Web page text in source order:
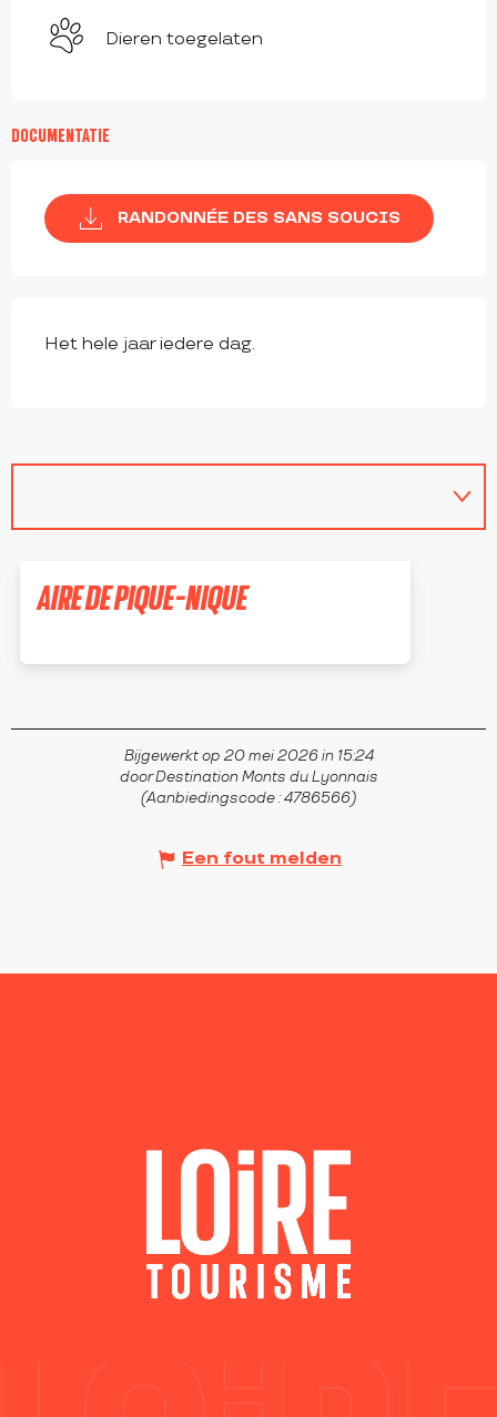
Dieren toegelaten
DOCUMENTATIE
RANDONNÉE DES SANS SOUCIS
Het hele jaar iedere dag.
AIRE DE PIQUE-NIQUE
Bijgewerkt op 20 mei 2026 in 15:24
door Destination Monts du Lyonnais
(Aanbiedingscode :4786566)
Een fout melden